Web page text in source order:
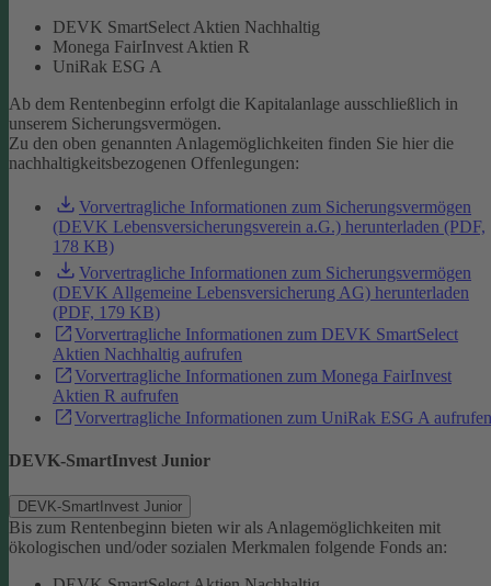
DEVK SmartSelect Aktien Nachhaltig
Monega FairInvest Aktien R
UniRak ESG A
Ab dem Rentenbeginn erfolgt die Kapitalanlage ausschließlich in
unserem Sicherungsvermögen.
Zu den oben genannten Anlagemöglichkeiten finden Sie hier die
nachhaltigkeitsbezogenen Offenlegungen:
Vorvertragliche Informationen zum Sicherungsvermögen
(DEVK Lebensversicherungsverein a.G.) herunterladen (PDF,
178 KB)
Vorvertragliche Informationen zum Sicherungsvermögen
(DEVK Allgemeine Lebensversicherung AG) herunterladen
(PDF, 179 KB)
Vorvertragliche Informationen zum DEVK SmartSelect
Aktien Nachhaltig aufrufen
Vorvertragliche Informationen zum Monega FairInvest
Aktien R aufrufen
Vorvertragliche Informationen zum UniRak ESG A aufrufen
DEVK-SmartInvest Junior
DEVK-SmartInvest Junior
Bis zum Rentenbeginn bieten wir als Anlagemöglichkeiten mit
ökologischen und/oder sozialen Merkmalen folgende Fonds an: